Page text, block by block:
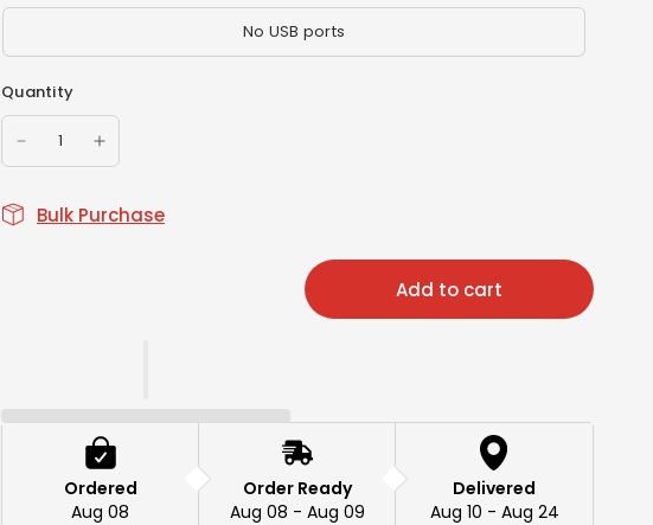
No USB ports
Quantity
Bulk Purchase
Add to cart
Ordered
Aug 08
Order Ready
Aug 08 - Aug 09
Delivered
Aug 10 - Aug 24